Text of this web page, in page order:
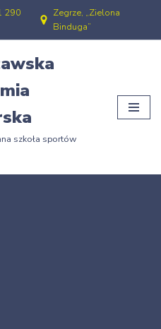
290
Zegrze, „Zielona
Binduga”
szkoła sportów